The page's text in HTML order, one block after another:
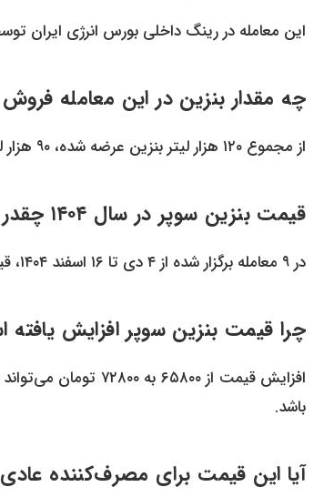
این معامله در رینگ داخلی بورس انرژی ایران توسط
چه مقدار بنزین در این معامله
از مجموع ۱۲۰ هزار لیتر بنزین عرضه شده، ۹۰ هزار لیتر آن در معاملات امروز به فروش رسید.
قیمت بنزین سوپر در سال ۱۴۰۴ چقدر بود؟
در ۹ معامله برگزار شده از ۴ دی تا ۱۶ اسفند ۱۴۰۴، قیمت هر لیتر بنزین سوپر ثابت و برابر با ۶۵۸۰۰ تومان بود.
چرا قیمت بنزین سوپر افزایش
افزایش قیمت از
باشد.
آیا این قیمت برای مصرف‌کننده